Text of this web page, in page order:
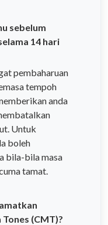
sebelum
14 hari
pembaharuan
tempoh
anda
Untuk
boleh
bila-bila masa
tamat.
(CMT)?